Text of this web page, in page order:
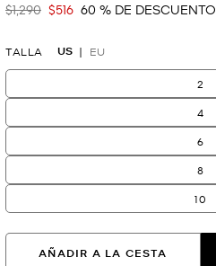
Era
$1,290 Ahora
$516 60 % DE DESCUENTO
TALLA US EU
2
4
6
8
10
AÑADIR A LA CESTA